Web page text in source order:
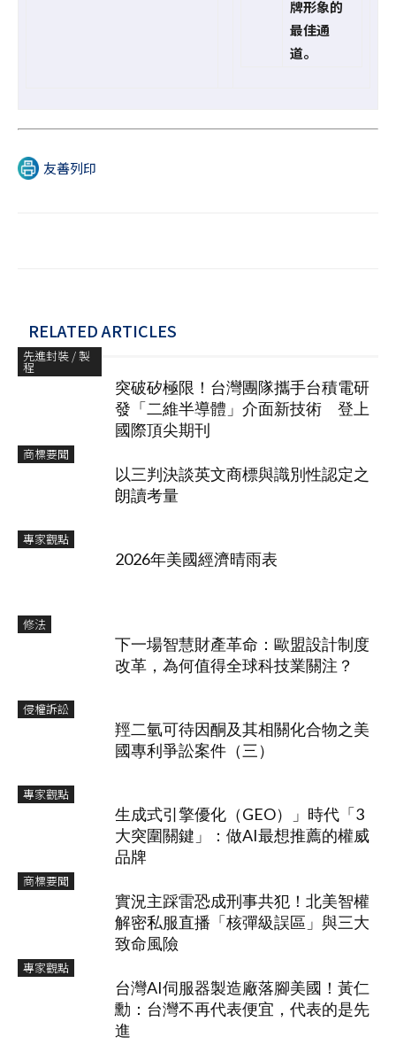
牌形象的
最佳通
道。
友善列印
RELATED ARTICLES
先進封裝 / 製
程
突破矽極限！台灣團隊攜手台積電研
發「二維半導體」介面新技術 登上
國際頂尖期刊
商標要聞
以三判決談英文商標與識別性認定之
朗讀考量
專家觀點
2026年美國經濟晴雨表
修法
下一場智慧財產革命：歐盟設計制度
改革，為何值得全球科技業關注？
侵權訴訟
羥二氫可待因酮及其相關化合物之美
國專利爭訟案件（三）
專家觀點
生成式引擎優化（GEO）」時代「3
大突圍關鍵」：做AI最想推薦的權威
品牌
商標要聞
實況主踩雷恐成刑事共犯！北美智權
解密私服直播「核彈級誤區」與三大
致命風險
專家觀點
台灣AI伺服器製造廠落腳美國！黃仁
勳：台灣不再代表便宜，代表的是先
進